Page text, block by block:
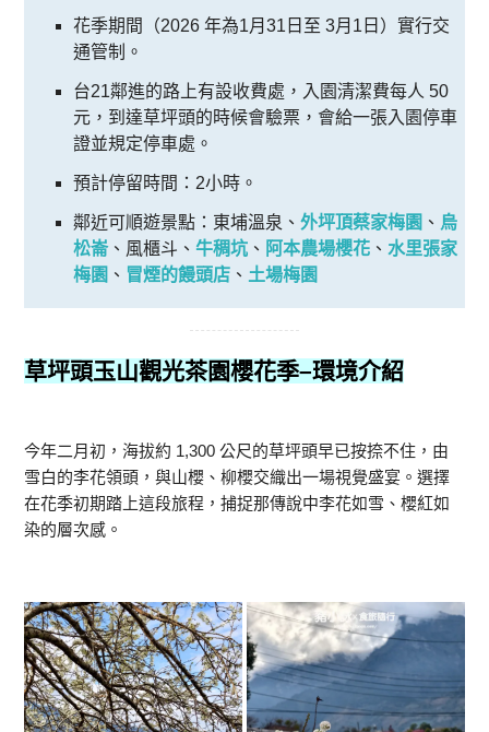
花季期間（2026 年為1月31日至 3月1日）實行交
通管制。
台21鄰進的路上有設收費處，入園清潔費每人 50
元，到達草坪頭的時候會驗票，會給一張入園停車
證並規定停車處。
預計停留時間：2小時。
鄰近可順遊景點：東埔溫泉、外坪頂蔡家梅園 、 烏
松崙、風櫃斗、牛稠坑 、 阿本農場櫻花 、水里張家
梅園 、 冒煙的饅頭店 、 土場梅園
草坪頭玉山觀光茶園櫻花季–環境介紹
今年二月初，海拔約 1,300 公尺的草坪頭早已按捺不住，由
雪白的李花領頭，與山櫻、柳櫻交織出一場視覺盛宴。選擇
在花季初期踏上這段旅程，捕捉那傳說中李花如雪、櫻紅如
染的層次感。